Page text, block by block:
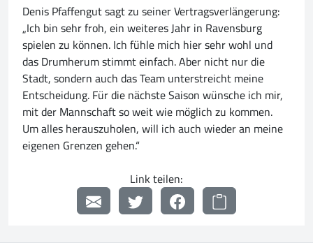
Denis Pfaffengut sagt zu seiner Vertragsverlängerung:
„Ich bin sehr froh, ein weiteres Jahr in Ravensburg
spielen zu können. Ich fühle mich hier sehr wohl und
das Drumherum stimmt einfach. Aber nicht nur die
Stadt, sondern auch das Team unterstreicht meine
Entscheidung. Für die nächste Saison wünsche ich mir,
mit der Mannschaft so weit wie möglich zu kommen.
Um alles herauszuholen, will ich auch wieder an meine
eigenen Grenzen gehen.“
Link teilen: